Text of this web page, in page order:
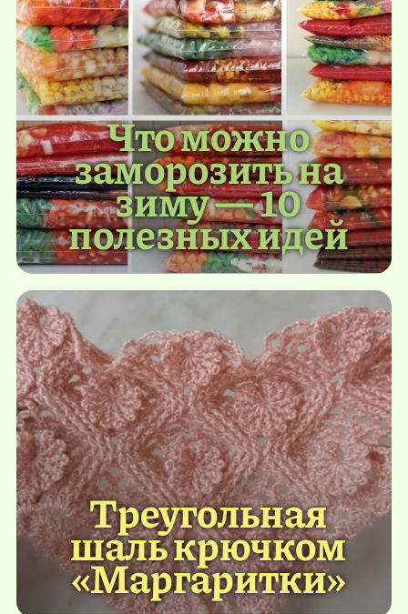
Что можно
заморозить на
зиму — 10
полезных идей
Треугольная
шаль крючком
«Маргаритки»